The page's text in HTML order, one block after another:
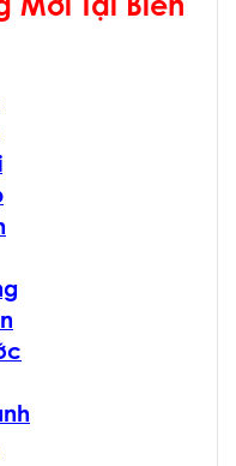
Mới Tại Biên